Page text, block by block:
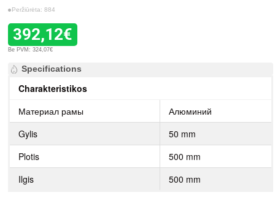
Peržiūrėta: 884
392,12€
Be PVM: 324,07€
Specifications
Charakteristikos
Материал рамы
Алюминий
Gylis
50 mm
Plotis
500 mm
Ilgis
500 mm